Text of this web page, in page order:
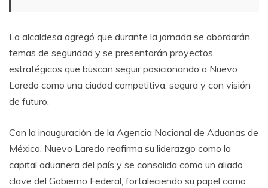
La alcaldesa agregó que durante la jornada se abordarán
temas de seguridad y se presentarán proyectos
estratégicos que buscan seguir posicionando a Nuevo
Laredo como una ciudad competitiva, segura y con visión
de futuro.
Con la inauguración de la Agencia Nacional de Aduanas de
México, Nuevo Laredo reafirma su liderazgo como la
capital aduanera del país y se consolida como un aliado
clave del Gobierno Federal, fortaleciendo su papel como